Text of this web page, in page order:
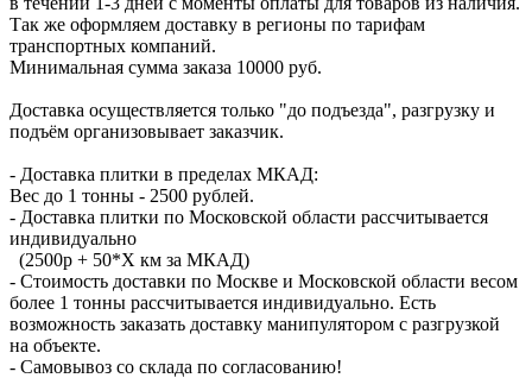
Так же оформляем доставку в регионы по тарифам
транспортных компаний.
Минимальная сумма заказа 10000 руб.
Доставка осуществляется только "до подъезда", разгрузку и
подъём организовывает заказчик.
- Доставка плитки в пределах МКАД:
Вес до 1 тонны - 2500 рублей.
- Доставка плитки по Московской области рассчитывается
индивидуально
(2500р + 50*X км за МКАД)
- Стоимость доставки по Москве и Московской области весом
более 1 тонны рассчитывается индивидуально. Есть
возможность заказать доставку манипулятором с разгрузкой
на объекте.
- Самовывоз со склада по согласованию!